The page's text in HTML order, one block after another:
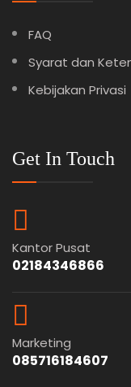
FAQ
Syarat dan
Kebijakan Privasi
Get In Touch
Kantor Pusat
02184346866
Marketing
085716184607